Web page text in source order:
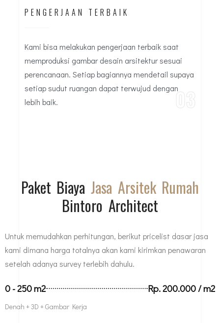
PENGERJAAN TERBAIK
Kami bisa melakukan pengerjaan terbaik saat
memproduksi gambar desain arsitektur sesuai
perencanaan. Setiap bagiannya mendetail supaya
setiap sudut ruangan dapat terwujud dengan
lebih baik.
03
Paket Biaya Jasa Arsitek Rumah
Bintoro Architect
Untuk memudahkan perhitungan, berikut pricelist dasar jasa
kami dimana harga totalnya akan kami kirimkan penawaran
setelah adanya survey terlebih dahulu.
0 - 250 m2 Rp. 200.000 / m2
Denah + 3D + Gambar Kerja